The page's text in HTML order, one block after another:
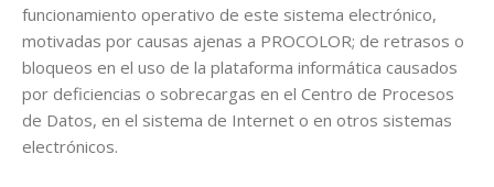
funcionamiento operativo de este sistema electrónico,
motivadas por causas ajenas a PROCOLOR; de retrasos o
bloqueos en el uso de la plataforma informática causados
por deficiencias o sobrecargas en el Centro de Procesos
de Datos, en el sistema de Internet o en otros sistemas
electrónicos.